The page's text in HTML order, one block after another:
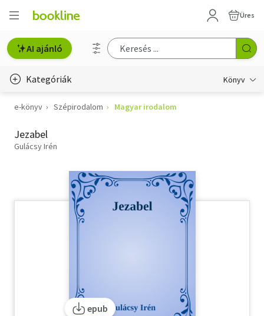
Üres
AI ajánló
Kategóriák Könyv
Életmód, egészség
Erotika
Hobbi, szabadidő
Tankönyv, segédkönyv
e-könyv Szépirodalom Magyar irodalom
Jezabel
Gulácsy Irén
epub